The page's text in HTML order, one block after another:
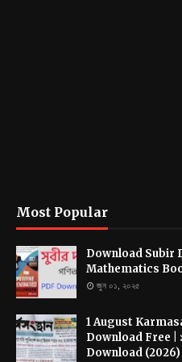
Most Popular
Download Subir
Mathematics
জুন ০১, ২০২৫
1 August
Download Free | ১
Download (2026)